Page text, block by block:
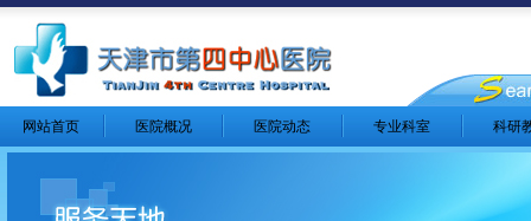
网站首页 医院概况 医院动态 专业科室 科研